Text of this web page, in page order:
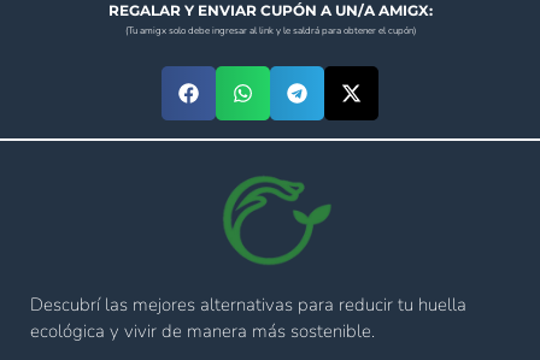
REGALAR Y ENVIAR CUPÓN A UN/A AMIGX:
(Tu amigx solo debe ingresar al link y le saldrá para obtener el cupón)
Descubrí las mejores alternativas para reducir tu huella
ecológica y vivir de manera más sostenible.